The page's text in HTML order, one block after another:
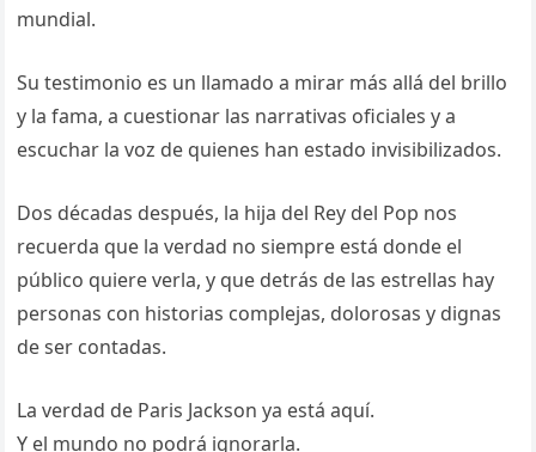
mundial.
Su testimonio es un llamado a mirar más allá del brillo
y la fama, a cuestionar las narrativas oficiales y a
escuchar la voz de quienes han estado invisibilizados.
Dos décadas después, la hija del Rey del Pop nos
recuerda que la verdad no siempre está donde el
público quiere verla, y que detrás de las estrellas hay
personas con historias complejas, dolorosas y dignas
de ser contadas.
La verdad de Paris Jackson ya está aquí.
Y el mundo no podrá ignorarla.